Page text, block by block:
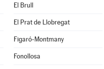
El Brull
El Prat de Llobregat
Figaró-Montmany
Fonollosa